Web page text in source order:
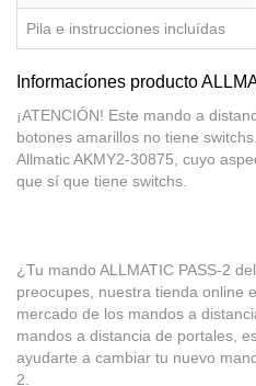
Pila e instrucciones incluídas
Informacíones producto
¡ATENCIÓN! Este mando a
botones amarillos no tiene
Allmatic AKMY2-30875, cuyo
que sí que tiene switchs.
¿Tu mando ALLMATIC PASS-2
preocupes, nuestra tienda online
mercado de los mandos a
mandos a distancia de portales,
ayudarte a cambiar tu nuevo
2.